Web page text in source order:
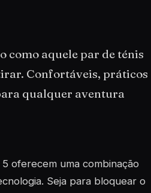
como aquele par de ténis
Confortáveis, práticos
qualquer aventura
oferecem uma combinação
Seja para bloquear o